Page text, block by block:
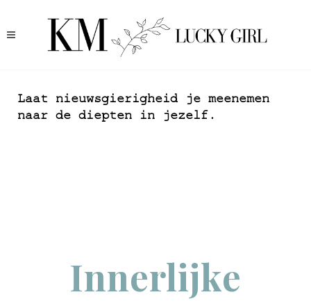
Laat nieuwsgierigheid je meenemen
naar de diepten in jezelf.
Innerlijke